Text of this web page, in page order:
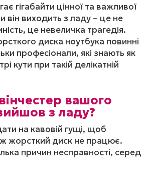
гігабайти цінної та важливої
він виходить з ладу – це не
це невеличка трагедія.
диска ноутбука повинні
професіонали, які знають як
кути при такій делікатній
вашого
з ладу?
на кавовій гущі, щоб
ж жорсткий диск не працює.
причин несправності, серед